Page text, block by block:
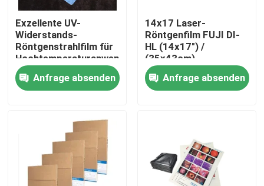
Kontakt
Nachrichten
Medizinisches X Ray Film
Tintenstrahl X Ray Film
Exzellente UV-
Widerstands-
Röntgenstrahlfilm für
Hochtemperaturanwendungen
Anfrage absenden
14x17 Laser-
Röntgenfilm FUJI DI-
HL (14x17") /
(35x43cm)
Medizinischer
Laserfilm Fuji
Trockenfilm
Anfrage absenden